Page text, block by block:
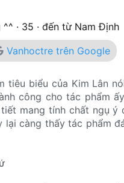
^^ · 35 · đến từ Nam Định
Vanhoctre trên Google
tiêu biểu của Kim Lân
công cho tác phẩm
mang tính chất ngụ ý
càng thấy tác phẩm